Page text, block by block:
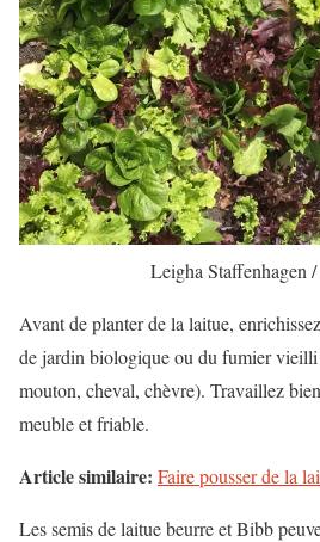
Leigha Staffenhagen
Avant de planter de la laitue,
de jardin biologique ou du fumier vieilli
mouton, cheval, chèvre). Travaillez
meuble et friable.
Article similaire: Faire pousser de la
Les semis de laitue beurre et Bibb